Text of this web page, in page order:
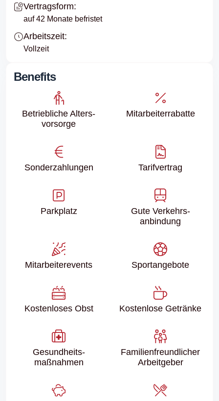
Vertragsform:
auf 42 Monate befristet
Arbeitszeit:
Vollzeit
Benefits
Betriebliche Alters­
vorsorge
Mitarbeiter­rabatte
Sonder­zahlungen Tarifvertrag
Parkplatz
Gute Verkehrs­
anbindung
Mitarbeiter­events Sport­angebote
Kostenloses Obst Kostenlose Getränke
Gesundheits­
maßnahmen
Familien­freundlicher
Arbeitgeber